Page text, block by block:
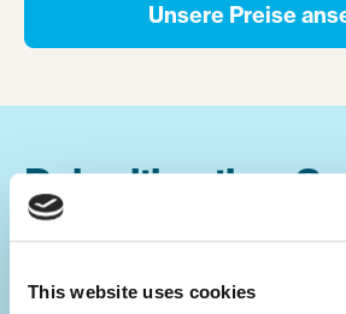
This website uses cookies
Unsere Preise
Dein ultimativer
Sommerjobs im Camp: Der